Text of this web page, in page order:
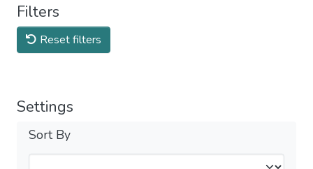
Filters
Reset filters
Settings
Sort By